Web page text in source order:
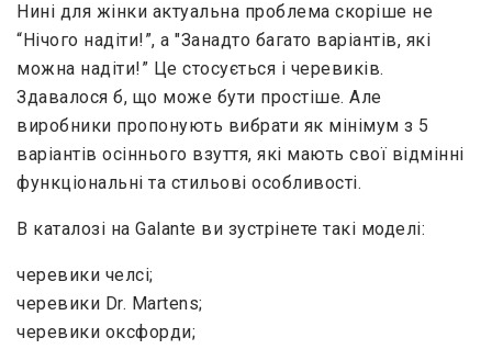
Нині для жінки актуальна проблема скоріше не
“Нічого надіти!”, а "Занадто багато варіантів, які
можна надіти!” Це стосується і черевиків.
Здавалося б, що може бути простіше. Але
виробники пропонують вибрати як мінімум з 5
варіантів осіннього взуття, які мають свої відмінні
функціональні та стильові особливості.
В каталозі на Galante ви зустрінете такі моделі:
черевики челсі;
черевики Dr. Martens;
черевики оксфорди;